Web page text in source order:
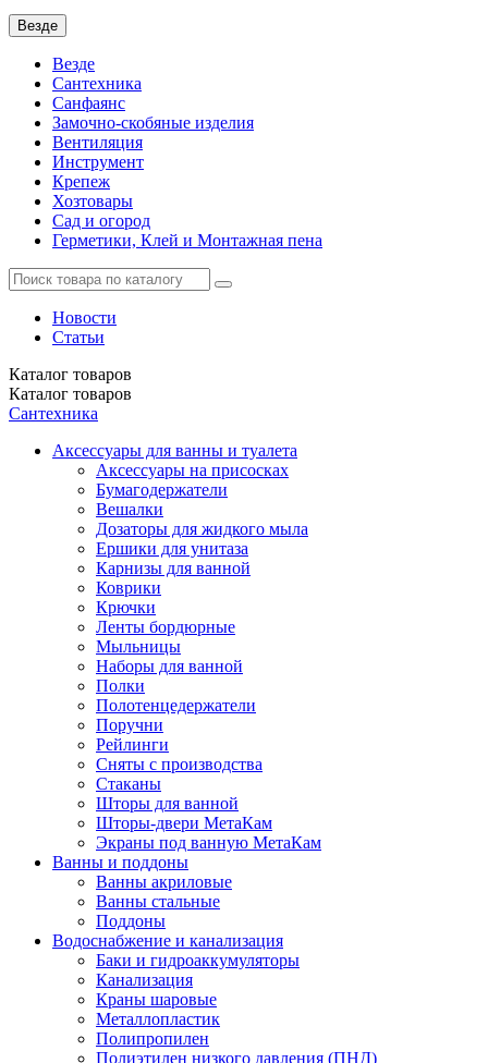
Везде
Везде
Сантехника
Санфаянс
Замочно-скобяные изделия
Вентиляция
Инструмент
Крепеж
Хозтовары
Сад и огород
Герметики, Клей и Монтажная пена
Новости
Статьи
Каталог товаров
Каталог товаров
Сантехника
Аксессуары для ванны и туалета
Аксессуары на присосках
Бумагодержатели
Вешалки
Дозаторы для жидкого мыла
Ершики для унитаза
Карнизы для ванной
Коврики
Крючки
Ленты бордюрные
Мыльницы
Наборы для ванной
Полки
Полотенцедержатели
Поручни
Рейлинги
Сняты с производства
Стаканы
Шторы для ванной
Шторы-двери МетаКам
Экраны под ванную МетаКам
Ванны и поддоны
Ванны акриловые
Ванны стальные
Поддоны
Водоснабжение и канализация
Баки и гидроаккумуляторы
Канализация
Краны шаровые
Металлопластик
Полипропилен
Полиэтилен низкого давления (ПНД)